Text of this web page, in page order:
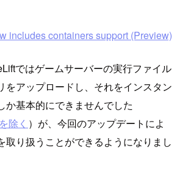
includes containers support (Preview)
ではゲームサーバーの実行ファイル
をアップロードし、それをインスタン
か基本的にできませんでした
除く ）が、今回のアップデートによ
取り扱うことができるようになりまし